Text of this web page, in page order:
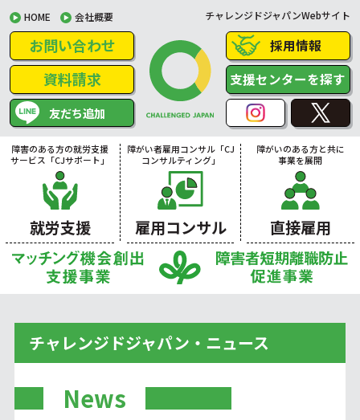
HOME 会社概要 チャレンジドジャパンWebサイト
お問い合わせ
資料請求
友だち追加
採用情報
支援センターを探す
障害のある方の就労支援
サービス「CJサポート」
就労支援
障がい者雇用コンサル「CJ
コンサルティング」
雇用コンサル
障がいのある方と共に
事業を展開
直接雇用
チャレンジドジャパン・ニュース
News